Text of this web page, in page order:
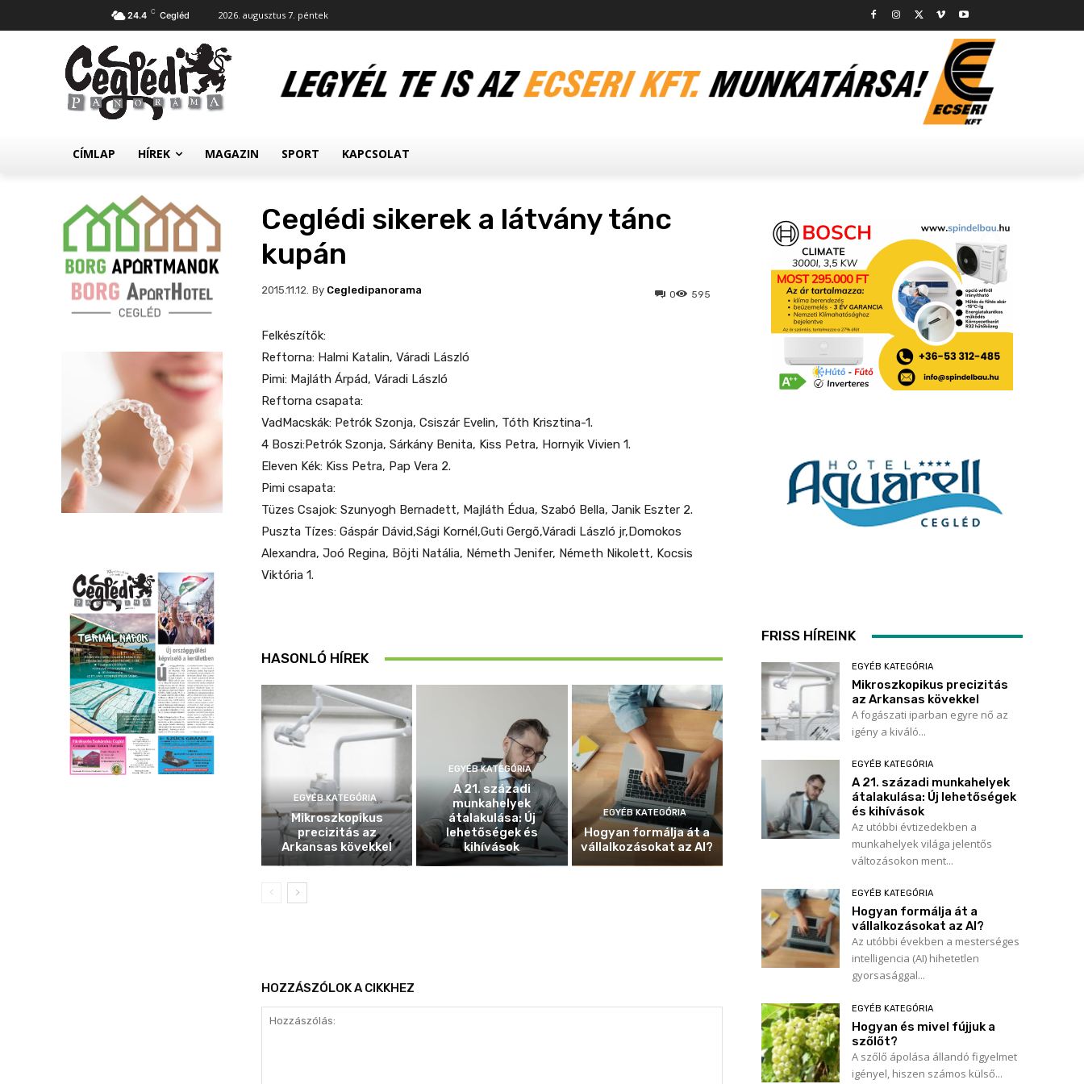
24.4 C Cegléd 2026. augusztus 7. péntek
CÍMLAP HÍREK MAGAZIN SPORT KAPCSOLAT
Ceglédi sikerek a látvány tánc
kupán
2015.11.12. 595
0
By Cegledipanorama
Felkészítők:
Reftorna: Halmi Katalin, Váradi László
Pimi: Majláth Árpád, Váradi László
Reftorna csapata:
VadMacskák: Petrók Szonja, Csiszár Evelin, Tóth Krisztina-1.
4 Boszi:Petrók Szonja, Sárkány Benita, Kiss Petra, Hornyik Vivien 1.
Eleven Kék: Kiss Petra, Pap Vera 2.
Pimi csapata:
Tüzes Csajok: Szunyogh Bernadett, Majláth Édua, Szabó Bella, Janik Eszter 2.
Puszta Tízes: Gáspár Dávid,Sági Kornél,Guti Gergő,Váradi László jr,Domokos
Alexandra, Joó Regina, Böjti Natália, Németh Jenifer, Németh Nikolett, Kocsis
Viktória 1.
HASONLÓ HÍREK
EGYÉB KATEGÓRIA
Mikroszkopikus
precizitás az
Arkansas kövekkel
EGYÉB KATEGÓRIA
A 21. századi
munkahelyek
átalakulása: Új
lehetőségek és
kihívások
EGYÉB KATEGÓRIA
Hogyan formálja át a
vállalkozásokat az AI?
HOZZÁSZÓLOK A CIKKHEZ
FRISS HÍREINK
EGYÉB KATEGÓRIA
Mikroszkopikus precizitás
az Arkansas kövekkel
A fogászati iparban egyre nő az
igény a kiváló...
EGYÉB KATEGÓRIA
A 21. századi munkahelyek
átalakulása: Új lehetőségek
és kihívások
Az utóbbi évtizedekben a
munkahelyek világa jelentős
változásokon ment...
EGYÉB KATEGÓRIA
Hogyan formálja át a
vállalkozásokat az AI?
Az utóbbi években a mesterséges
intelligencia (AI) hihetetlen
gyorsasággal...
EGYÉB KATEGÓRIA
Hogyan és mivel fújjuk a
szőlőt?
A szőlő ápolása állandó figyelmet
igényel, hiszen számos külső...